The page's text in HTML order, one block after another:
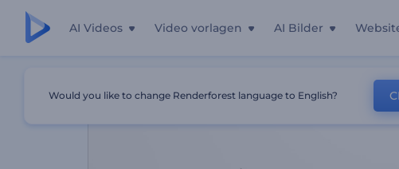
AI Videos Video vorlagen AI Bilder
Would you like to change Renderforest language to English?